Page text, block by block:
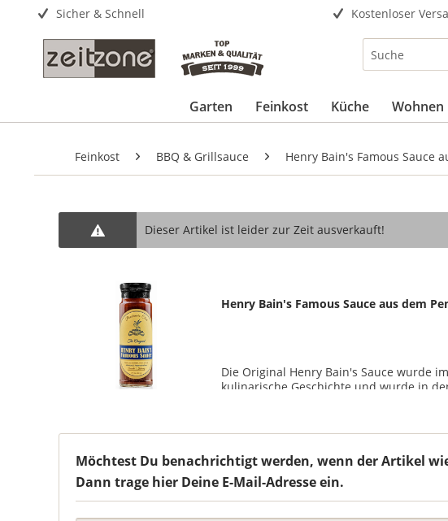
Sicher & Schnell Kostenloser
Garten Feinkost Küche Wohnen
Feinkost BBQ & Grillsauce Henry Bain's Famous Sauce
Dieser Artikel ist leider zur Zeit ausverkauft!
Henry Bain's Famous Sauce aus dem
Die Original Henry Bain's Sauce wurde
kulinarische Geschichte und wurde in
Möchtest Du benachrichtigt werden, wenn der Artikel
Dann trage hier Deine E-Mail-Adresse ein.